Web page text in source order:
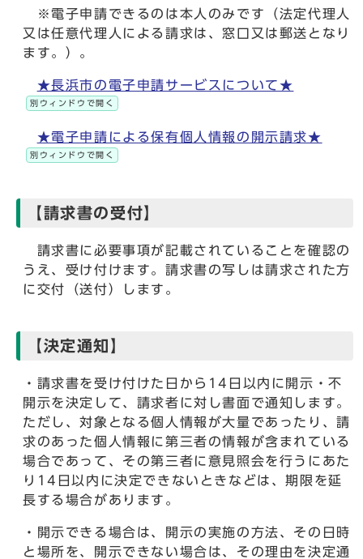
※電子申請できるのは本人のみです（法定代理人
又は任意代理人による請求は、窓口又は郵送となり
ます。）。
★長浜市の電子申請サービスについて★
別ウィンドウで開く
★電子申請による保有個人情報の開示請求★
別ウィンドウで開く
【請求書の受付】
請求書に必要事項が記載されていることを確認の
うえ、受け付けます。請求書の写しは請求された方
に交付（送付）します。
【決定通知】
・請求書を受け付けた日から14日以内に開示・不
開示を決定して、請求者に対し書面で通知します。
ただし、対象となる個人情報が大量であったり、請
求のあった個人情報に第三者の情報が含まれている
場合であって、その第三者に意見照会を行うにあた
り14日以内に決定できないときなどは、期限を延
長する場合があります。
・開示できる場合は、開示の実施の方法、その日時
と場所を、開示できない場合は、その理由を決定通